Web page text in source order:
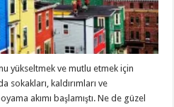
yükseltmek ve mutlu etmek için
sokakları, kaldırımları ve
akımı başlamıştı. Ne de güzel